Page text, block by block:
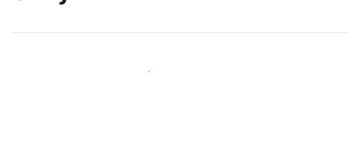
Привабити нових гостей вже сьогодні